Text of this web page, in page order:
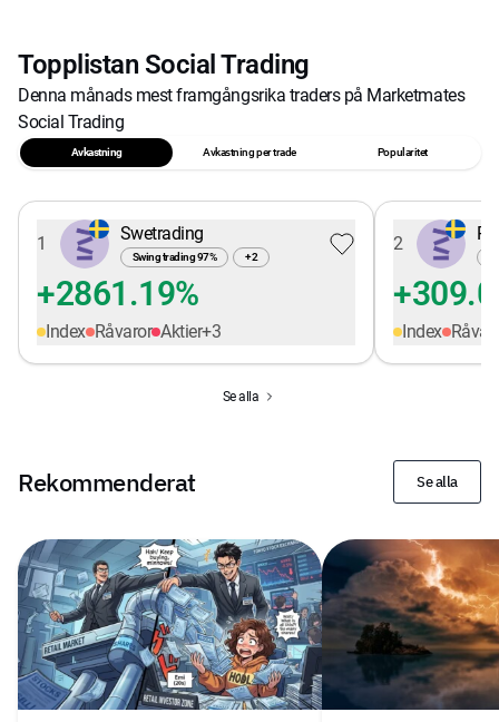
Topplistan Social Trading
Denna månads mest framgångsrika traders på Marketmates
Social Trading
Avkastning Avkastning per trade Popularitet
1 Swetrading
Swing trading97% +2
+2861.19%
Index Råvaror Aktier+3
2
Index
Se alla
Rekommenderat Se alla